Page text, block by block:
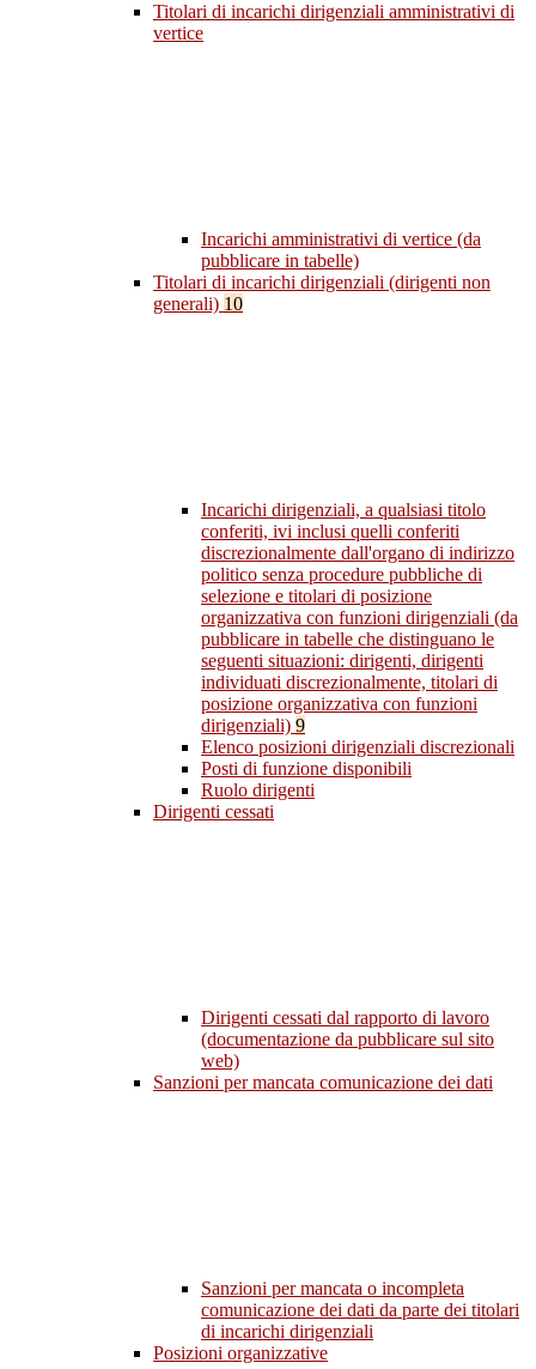
Titolari di incarichi dirigenziali amministrativi di
vertice
Incarichi amministrativi di vertice (da
pubblicare in tabelle)
Titolari di incarichi dirigenziali (dirigenti non
generali) 10
Incarichi dirigenziali, a qualsiasi titolo
conferiti, ivi inclusi quelli conferiti
discrezionalmente dall'organo di indirizzo
politico senza procedure pubbliche di
selezione e titolari di posizione
organizzativa con funzioni dirigenziali (da
pubblicare in tabelle che distinguano le
seguenti situazioni: dirigenti, dirigenti
individuati discrezionalmente, titolari di
posizione organizzativa con funzioni
dirigenziali) 9
Elenco posizioni dirigenziali discrezionali
Posti di funzione disponibili
Ruolo dirigenti
Dirigenti cessati
Dirigenti cessati dal rapporto di lavoro
(documentazione da pubblicare sul sito
web)
Sanzioni per mancata comunicazione dei dati
Sanzioni per mancata o incompleta
comunicazione dei dati da parte dei titolari
di incarichi dirigenziali
Posizioni organizzative